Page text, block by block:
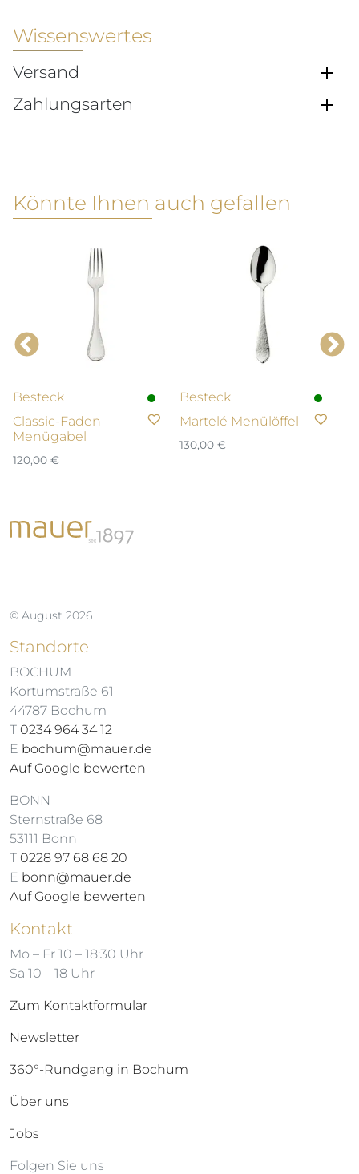
Wissenswertes
Versand
Zahlungsarten
Könnte Ihnen auch gefallen
Besteck
Classic-Faden
Menügabel
120,00 €
Besteck
Martelé Menülöffel
130,00 €
© August 2026
Standorte
BOCHUM
Kortumstraße 61
44787 Bochum
T 0234 964 34 12
E bochum@mauer.de
Auf Google bewerten
BONN
Sternstraße 68
53111 Bonn
T 0228 97 68 68 20
E bonn@mauer.de
Auf Google bewerten
Kontakt
Mo – Fr 10 – 18:30 Uhr
Sa 10 – 18 Uhr
Zum Kontaktformular
Newsletter
360°-Rundgang in Bochum
Über uns
Jobs
Folgen Sie uns